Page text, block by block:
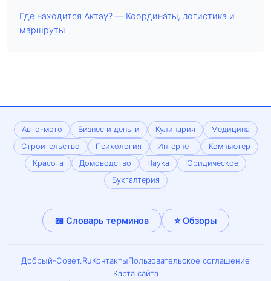
Где находится Актау? — Координаты, логистика и
маршруты
Авто-мото Бизнес и деньги Кулинария
Медицина
Строительство
Психология Интернет
Компьютер
Красота
Домоводство Наука
Юридическое
Бухгалтерия
📖 Словарь терминов ⭐ Обзоры
Добрый-Совет.RuКонтактыПользовательское соглашение
Карта сайта